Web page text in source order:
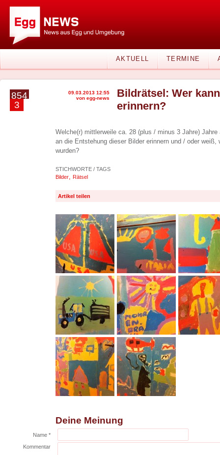
AKTUELL TERMINE
854
3
09.03.2013 12:55
von egg-news
Bildrätsel: Wer
erinnern?
Welche(r) mittlerweile ca. 28 (plus / minus 3 Jahre)
an die Entstehung dieser Bilder erinnern und / oder weiß,
wurden?
STICHWORTE / TAGS
Bilder, Rätsel
Artikel teilen
Deine Meinung
Name *
Kommentar